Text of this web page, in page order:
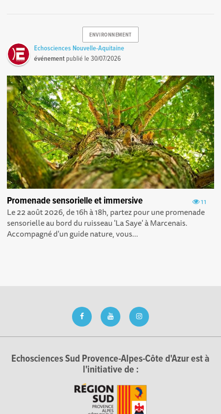
ENVIRONNEMENT
Echosciences Nouvelle-Aquitaine
événement publié le30/07/2026
11
Promenade sensorielle et immersive
Le 22 août 2026, de 16h à 18h, partez pour une promenade
sensorielle au bord du ruisseau 'La Saye' à Marcenais.
Accompagné d'un guide nature, vous...
Echosciences Sud Provence-Alpes-Côte d'Azur est à
l'initiative de :